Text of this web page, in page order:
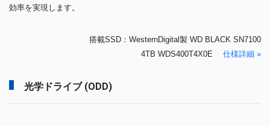
効率を実現します。
搭載SSD：WesternDigital製 WD BLACK SN7100
4TB WDS400T4X0E 仕様詳細 »
光学ドライブ (ODD)